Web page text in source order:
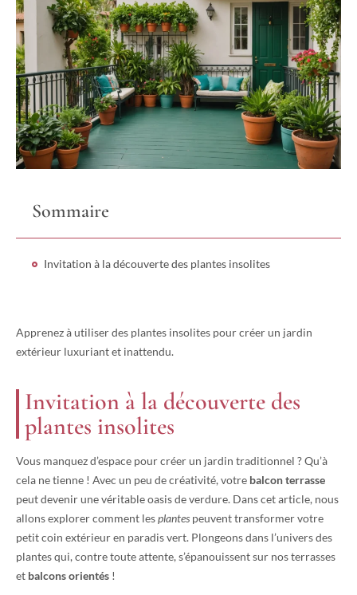
Sommaire
Invitation à la découverte des plantes insolites
Apprenez à utiliser des plantes insolites pour créer un jardin
extérieur luxuriant et inattendu.
Invitation à la découverte des
plantes insolites
Vous manquez d’espace pour créer un jardin traditionnel ? Qu’à
cela ne tienne ! Avec un peu de créativité, votre balcon terrasse
peut devenir une véritable oasis de verdure. Dans cet article, nous
allons explorer comment lesplantes peuvent transformer votre
petit coin extérieur en paradis vert. Plongeons dans l’univers des
plantes qui, contre toute attente, s’épanouissent sur nos terrasses
et balcons orientés !